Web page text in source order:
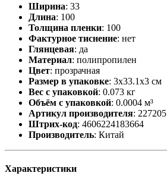
Ширина: 33
Длина: 100
Толщина пленки: 100
Фактурное тиснение: нет
Глянцевая: да
Материал: полипропилен
Цвет: прозрачная
Размер в упаковке: 3x33.1x3 см
Вес с упаковкой: 0.073 кг
Объём с упаковкой: 0.0004 м³
Артикул производителя: 227205
Штрих-код: 4606224183664
Производитель: Китай
Характеристики